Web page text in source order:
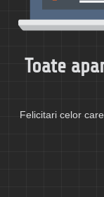
Toate
Felicitari celor